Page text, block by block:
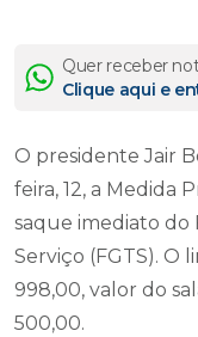
Quer receber
Clique aqui e
O presidente Jair
feira, 12, a Medida
saque imediato do
Serviço (FGTS). O
998,00, valor do
500,00.